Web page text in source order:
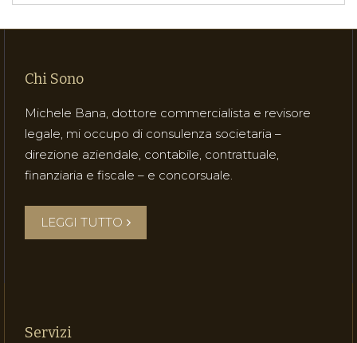
Chi Sono
Michele Bana, dottore commercialista e revisore
legale, mi occupo di consulenza societaria –
direzione aziendale, contabile, contrattuale,
finanziaria e fiscale – e concorsuale.
LEGGI TUTTO
Servizi